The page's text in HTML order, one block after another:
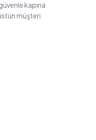
kapına
müşteri